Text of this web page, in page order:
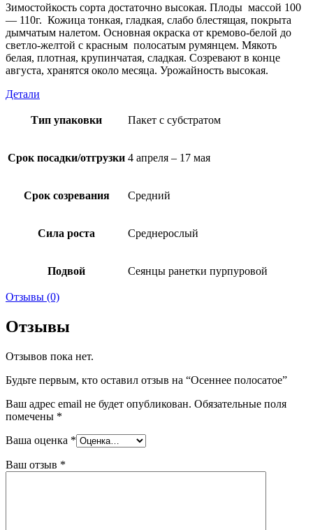
Зимостойкость сорта достаточно высокая. Плоды массой 100
— 110г. Кожица тонкая, гладкая, слабо блестящая, покрыта
дымчатым налетом. Основная окраска от кремово-белой до
светло-желтой с красным полосатым румянцем. Мякоть
белая, плотная, крупинчатая, сладкая. Созревают в конце
августа, хранятся около месяца. Урожайность высокая.
Детали
Тип упаковки Пакет с субстратом
Срок посадки/отгрузки 4 апреля – 17 мая
Срок созревания Средний
Сила роста Среднерослый
Подвой Сеянцы ранетки пурпуровой
Отзывы (0)
Отзывы
Отзывов пока нет.
Будьте первым, кто оставил отзыв на “Осеннее полосатое”
Ваш адрес email не будет опубликован. Обязательные поля
помечены *
Ваша оценка *
Ваш отзыв *